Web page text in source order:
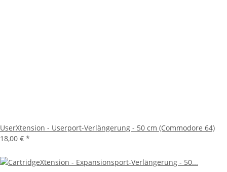
UserXtension - Userport-Verlängerung - 50 cm (Commodore 64)
18,00 € *